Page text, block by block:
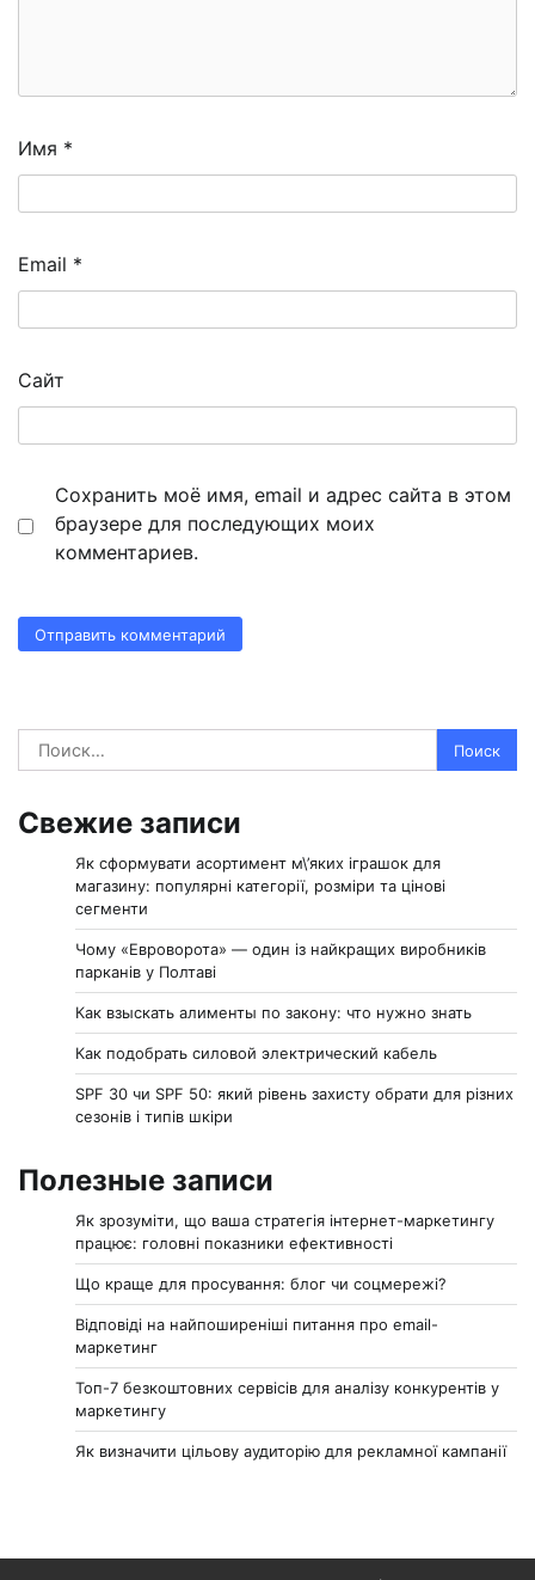
Имя *
Email *
Сайт
Сохранить моё имя, email и адрес сайта в этом
браузере для последующих моих
комментариев.
Найти:
Свежие записи
Як сформувати асортимент м\’яких іграшок для
магазину: популярні категорії, розміри та цінові
сегменти
Чому «Евроворота» — один із найкращих виробників
парканів у Полтаві
Как взыскать алименты по закону: что нужно знать
Как подобрать силовой электрический кабель
SPF 30 чи SPF 50: який рівень захисту обрати для різних
сезонів і типів шкіри
Полезные записи
Як зрозуміти, що ваша стратегія інтернет-маркетингу
працює: головні показники ефективності
Що краще для просування: блог чи соцмережі?
Відповіді на найпоширеніші питання про email-
маркетинг
Топ-7 безкоштовних сервісів для аналізу конкурентів у
маркетингу
Як визначити цільову аудиторію для рекламної кампанії